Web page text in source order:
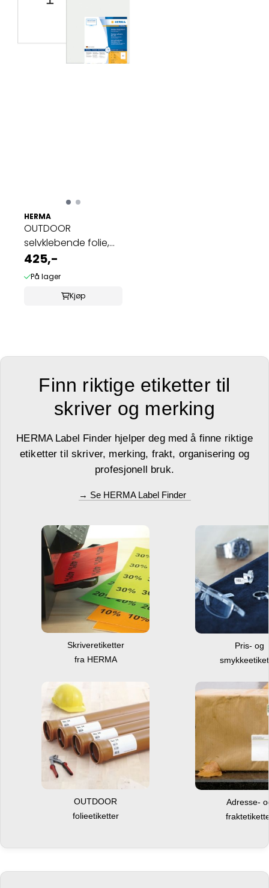
HERMA
OUTDOOR
selvklebende folie,
A3, 10 ark, 420x297 ...
425,-
På lager
Kjøp
Finn riktige etiketter til
skriver og merking
HERMA Label Finder hjelper deg med å finne riktige
etiketter til skriver, merking, frakt, organisering og
profesjonell bruk.
→ Se HERMA Label Finder
Skriveretiketter
fra HERMA
Pris- og
OUTDOOR
folieetiketter
Adresse-